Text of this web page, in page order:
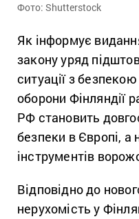
Фото: Shutterstock
Як інформує
закону уряд
ситуації з
оборони Фінляндії
РФ становить
безпеки в Європі, а
інструментів
Відповідно до
нерухомість у